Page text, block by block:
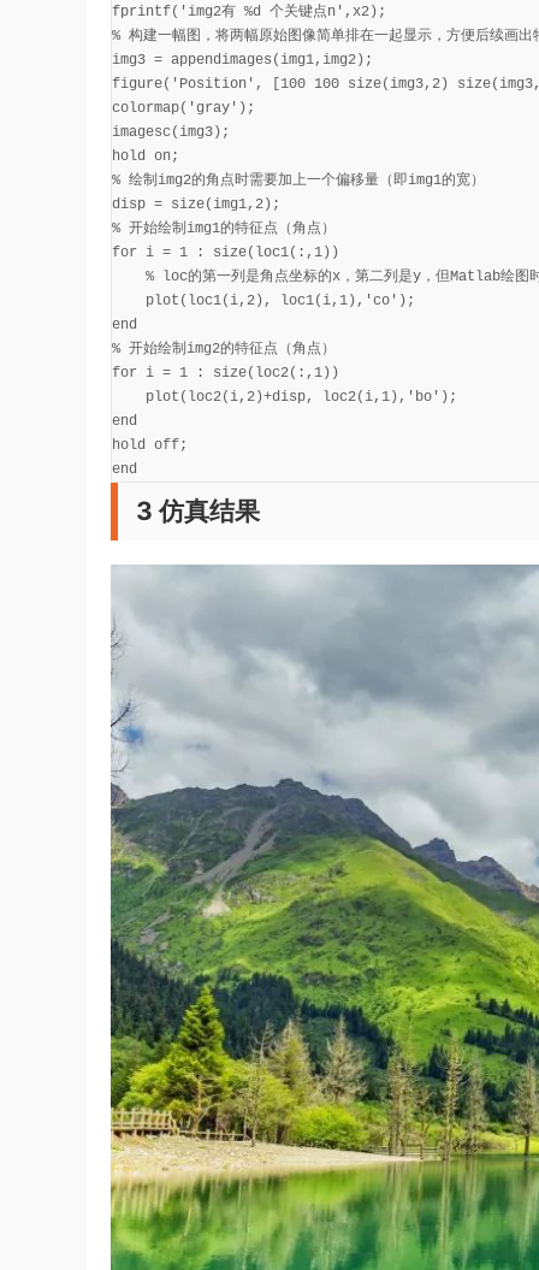
fprintf('img2有 %d 个关键点n',x2);
% 构建一幅图，将两幅原始图像简单排在一起显示，方便后续画出
img3 = appendimages(img1,img2);
figure('Position', [100 100 size(img3,2)
colormap('gray');
imagesc(img3);
hold on;
% 绘制img2的角点时需要加上一个偏移量（即img1的宽）
disp = size(img1,2);
% 开始绘制img1的特征点（角点）
for i = 1 : size(loc1(:,1))
% loc的第一列是角点坐标的x，第二列是y，但Matlab绘图
    plot(loc1(i,2), loc1(i,1),'co');
end
% 开始绘制img2的特征点（角点）
for i = 1 : size(loc2(:,1))
    plot(loc2(i,2)+disp, loc2(i,1),'bo');
end
hold off;
end
3 仿真结果